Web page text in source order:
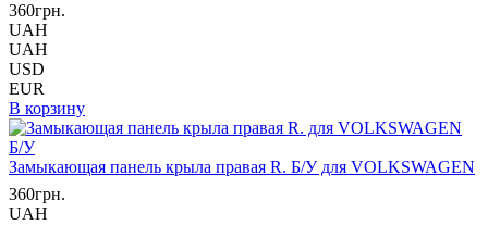
360грн.
UAH
UAH
USD
EUR
В корзину
Замыкающая панель крыла правая R. Б/У для VOLKSWAGEN
360грн.
UAH